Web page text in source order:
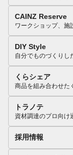
CAINZ Reserve
ワークショップ、施
DIY Style
自分でものづくりし
くらシェア
商品を組み合わせた
トラノテ
資材調達のプロ向け
採用情報